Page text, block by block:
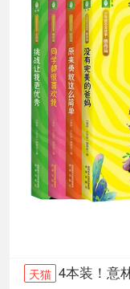
天猫 4本装！意